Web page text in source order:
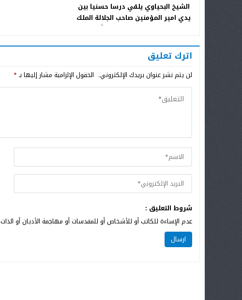
الشيخ البحياوي يلقي درسا حسنيا بين
يدي امير المؤمنين صاحب الجلالة الملك
محمد السادس نصره الله
اترك تعليق
لن يتم نشر عنوان بريدك الإلكتروني. الحقول الإلزامية مشار إليها بـ*
شروط التعليق :
عدم الإساءة للكاتب أو للأشخاص أو للمقدسات أو مهاجمة الأديان أو